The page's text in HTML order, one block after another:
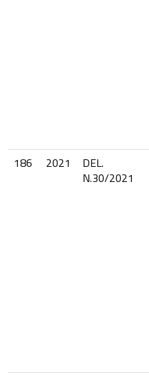
186
2021
DEL.
N.30/2021